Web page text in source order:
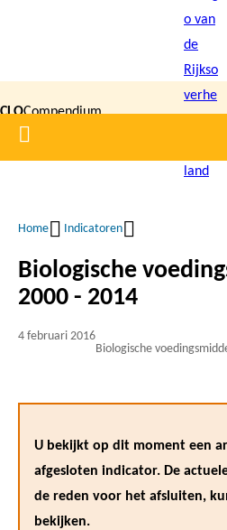
inhoud
gaan
CLOCompendium
voor de
Home
Kruimelpad
Home Indicatoren
Biologische
2000 - 2014
4 februari 2016
Biologische
U bekijkt op dit moment een
afgesloten indicator. De
de reden voor het afsluiten,
bekijken.